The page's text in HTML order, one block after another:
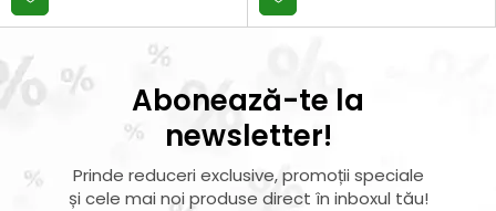
Abonează-te la
newsletter!
Prinde reduceri exclusive, promoții speciale
și cele mai noi produse direct în inboxul tău!